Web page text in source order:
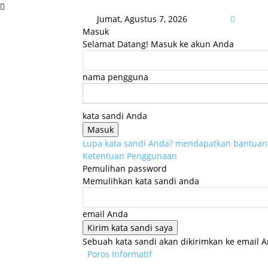
Jumat, Agustus 7, 2026
Masuk
Selamat Datang! Masuk ke akun Anda
nama pengguna
kata sandi Anda
Lupa kata sandi Anda? mendapatkan bantuan
Ketentuan Penggunaan
Pemulihan password
Memulihkan kata sandi anda
email Anda
Sebuah kata sandi akan dikirimkan ke email
Poros Informatif